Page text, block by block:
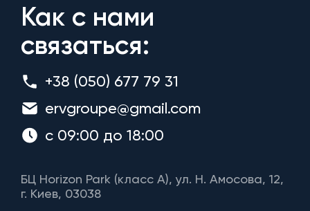
Как с нами
связаться:
+38 (050) 677 79 31
ervgroupe@gmail.com
с 09:00 до 18:00
БЦ Horizon Park (класс A), ул. Н. Амосова, 12,
г. Киев, 03038